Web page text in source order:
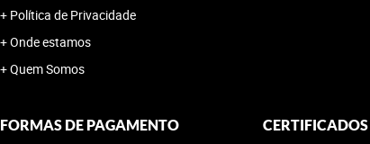
Política de Privacidade
Onde estamos
Quem Somos
FORMAS DE PAGAMENTO CERTIFICADOS